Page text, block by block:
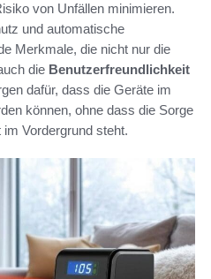
von Unfällen minimieren.
und automatische
Merkmale, die nicht nur die
die Benutzerfreundlichkeit
dafür, dass die Geräte im
können, ohne dass die Sorge
Vordergrund steht.